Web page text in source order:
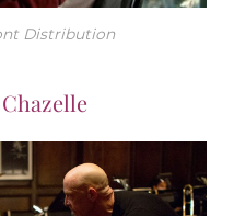
Distribution